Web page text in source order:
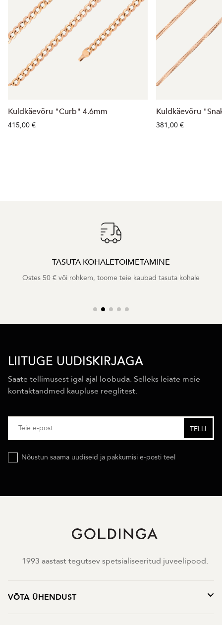
Kuldkäevõru "Curb" 4.6mm
415,00 €
Kuldkäevõru
381,00 €
TASUTA KOHALETOIMETAMINE
Ostes 50 € või rohkem, toome teie kaubad tasuta kohale
LIITUGE UUDISKIRJAGA
Saate tellimusest igal ajal loobuda. Selleks leiate meie
kontaktandmed kaupluse reeglitest.
Nõustun saama uudiseid ja pakkumisi e-posti teel
1993 aastast tegutsev spetsialiseeritud juveelipood.
VÕTA ÜHENDUST